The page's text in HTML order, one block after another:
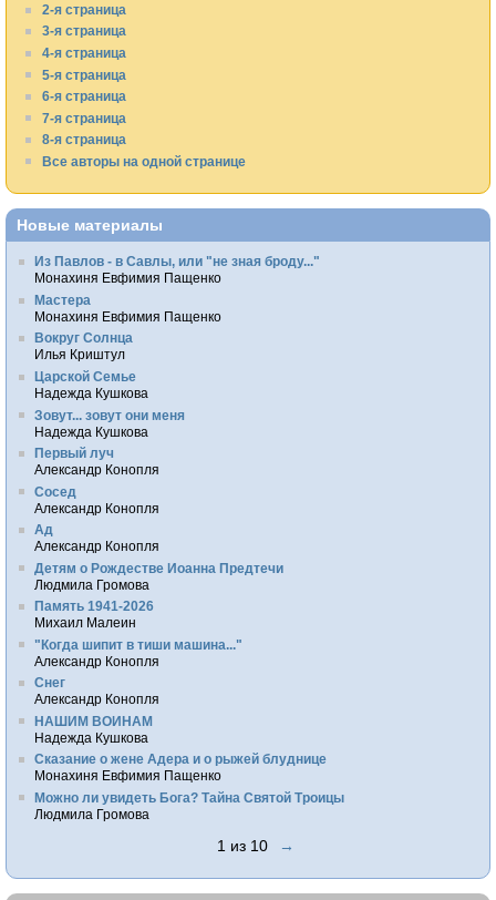
2-я страница
3-я страница
4-я страница
5-я страница
6-я страница
7-я страница
8-я страница
Все авторы на одной странице
Новые материалы
Из Павлов - в Савлы, или "не зная броду..."
Монахиня Евфимия Пащенко
Мастера
Монахиня Евфимия Пащенко
Вокруг Солнца
Илья Криштул
Царской Семье
Надежда Кушкова
Зовут... зовут они меня
Надежда Кушкова
Первый луч
Александр Конопля
Сосед
Александр Конопля
Ад
Александр Конопля
Детям о Рождестве Иоанна Предтечи
Людмила Громова
Память 1941-2026
Михаил Малеин
"Когда шипит в тиши машина..."
Александр Конопля
Снег
Александр Конопля
НАШИМ ВОИНАМ
Надежда Кушкова
Сказание о жене Адера и о рыжей блуднице
Монахиня Евфимия Пащенко
Можно ли увидеть Бога? Тайна Святой Троицы
Людмила Громова
1 из 10 →